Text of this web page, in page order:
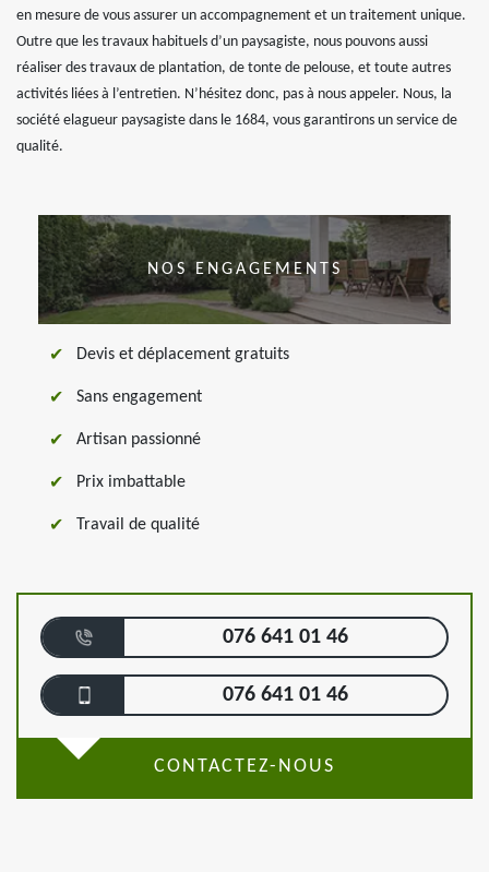
en mesure de vous assurer un accompagnement et un traitement unique.
Outre que les travaux habituels d’un paysagiste, nous pouvons aussi
réaliser des travaux de plantation, de tonte de pelouse, et toute autres
activités liées à l’entretien. N’hésitez donc, pas à nous appeler. Nous, la
société elagueur paysagiste dans le 1684, vous garantirons un service de
qualité.
NOS ENGAGEMENTS
Devis et déplacement gratuits
Sans engagement
Artisan passionné
Prix imbattable
Travail de qualité
076 641 01 46
076 641 01 46
CONTACTEZ-NOUS